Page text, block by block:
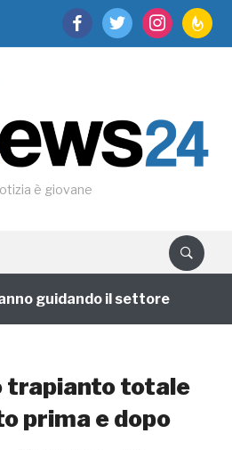
facebooktwitter instagram
è giovane
guidando il settore
trapianto totale
prima e dopo